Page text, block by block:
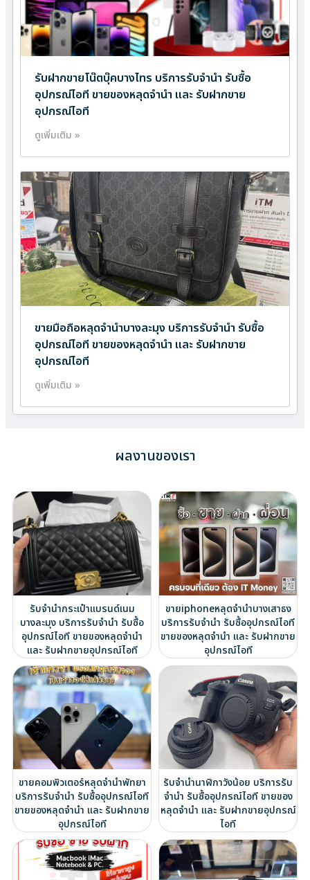
รับฝากขายโน๊ตบุ๊คบางไทร บริการรับจำนำ รับซื้อ
อุปกรณ์ไอที ขายของหลุดจำนำ และ รับฝากขาย
อุปกรณ์ไอที
ดูเพิ่มเติม »
ขายมือถือหลุดจำนำบางละมุง บริการรับจำนำ รับซื้อ
อุปกรณ์ไอที ขายของหลุดจำนำ และ รับฝากขาย
อุปกรณ์ไอที
ดูเพิ่มเติม »
ผลงานของเรา
รับจำนำกระเป๋าแบรนด์เนม
บางละมุง บริการรับจำนำ รับซื้อ
อุปกรณ์ไอที ขายของหลุดจำนำ
และ รับฝากขายอุปกรณ์ไอที
ขายiphoneหลุดจำนำบางเสาธง
บริการรับจำนำ รับซื้ออุปกรณ์ไอที
ขายของหลุดจำนำ และ รับฝากขาย
อุปกรณ์ไอที
ขายคอมพิวเตอร์หลุดจำนำพัทยา
บริการรับจำนำ รับซื้ออุปกรณ์ไอที
ขายของหลุดจำนำ และ รับฝากขาย
อุปกรณ์ไอที
รับจำนำนาฬิกาวังน้อย บริการรับ
จำนำ รับซื้ออุปกรณ์ไอที ขายของ
หลุดจำนำ และ รับฝากขายอุปกรณ์
ไอที